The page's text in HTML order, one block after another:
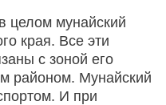
целом мунайский
края. Все эти
с зоной его
районом. Мунайский
И при